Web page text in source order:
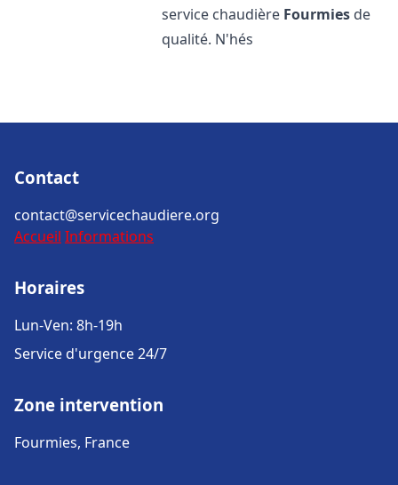
service chaudière Fourmies de
qualité. N'hés
Contact
contact@servicechaudiere.org
Accueil Informations
Horaires
Lun-Ven: 8h-19h
Service d'urgence 24/7
Zone intervention
Fourmies, France